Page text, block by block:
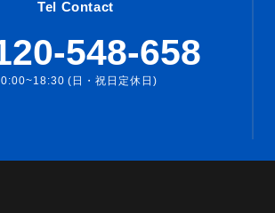
Tel Contact
548-658
(日・祝日定休日)